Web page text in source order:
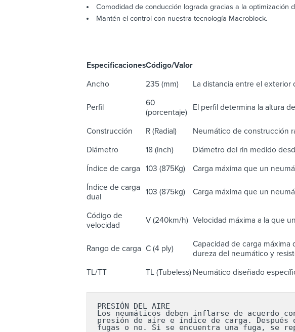
Comodidad de conducción lograda gracias a la optimización
Mantén el control con nuestra tecnología Macroblock.
EspecificacionesCódigo/Valor
Ancho 235 (mm) La distancia entre el exterior
Perfil
60
(porcentaje)
El perfil determina la altura
Construcción R (Radial) Neumático de construcción
Diámetro 18 (inch) Diámetro del rin medido
Índice de carga 103 (875Kg) Carga máxima que un
Índice de carga
dual
103 (875kg) Carga máxima que un
Código de
velocidad
V (240km/h) Velocidad máxima a la que
Rango de carga C (4 ply)
Capacidad de carga
dureza del neumático y
TL/TT TL (Tubeless) Neumático diseñado
PRESIÓN DEL AIRE
Los neumáticos deben inflarse de acuerdo
presión de aire e índice de carga. Después
fugas o no. Si se encuentra una fuga, se